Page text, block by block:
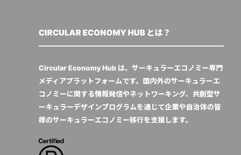
CIRCULAR ECONOMY HUB とは？
Circular Economy Hub は、サーキュラーエコノミー専門
メディアプラットフォームです。国内外のサーキュラーエ
コノミーに関する情報発信やネットワーキング、共創型サ
ーキュラーデザインプログラムを通じて企業や自治体の皆
様のサーキュラーエコノミー移行を支援します。